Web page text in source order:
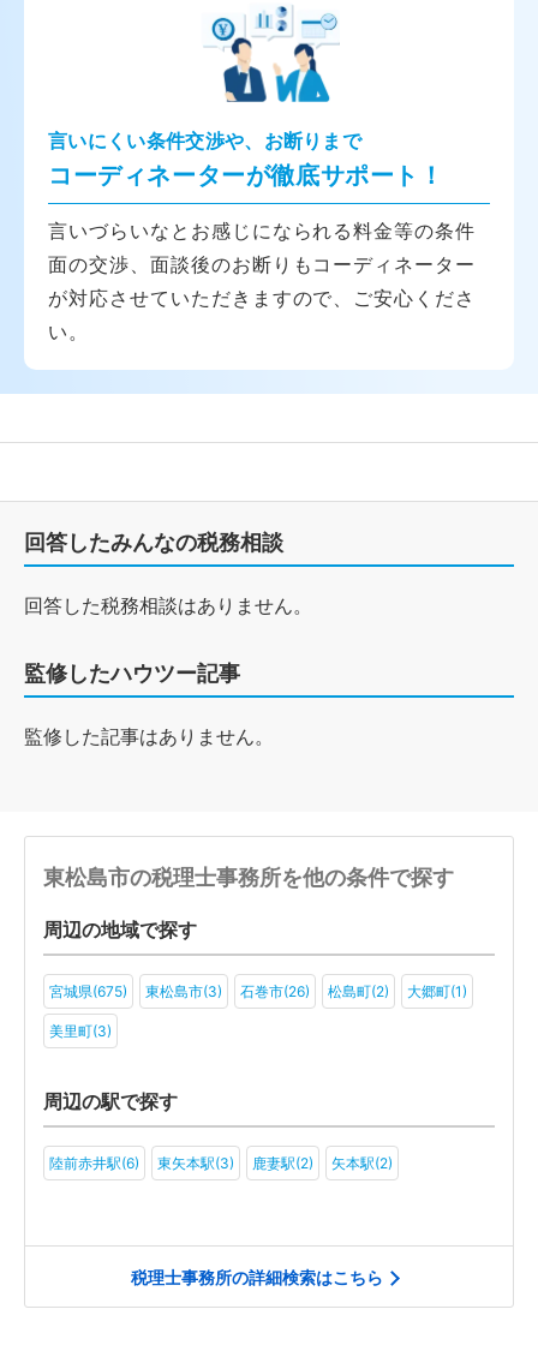
言いにくい条件交渉や、お断りまで
コーディネーターが徹底サポート！
言いづらいなとお感じになられる料金等の条件
面の交渉、面談後のお断りもコーディネーター
が対応させていただきますので、ご安心くださ
い。
回答したみんなの税務相談
回答した税務相談はありません。
監修したハウツー記事
監修した記事はありません。
東松島市の税理士事務所を他の条件で探す
周辺の地域で探す
宮城県(675) 東松島市(3) 石巻市(26) 松島町(2) 大郷町(1)
美里町(3)
周辺の駅で探す
陸前赤井駅(6) 東矢本駅(3) 鹿妻駅(2) 矢本駅(2)
税理士事務所の詳細検索はこちら